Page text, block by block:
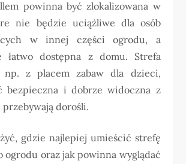
powinna być zlokalizowana w
nie będzie uciążliwe dla osób
w innej części ogrodu, a
łatwo dostępna z domu. Strefa
np. z placem zabaw dla dzieci,
bezpieczna i dobrze widoczna z
dorośli.
gdzie najlepiej umieścić strefę
ogrodu oraz jak powinna wyglądać